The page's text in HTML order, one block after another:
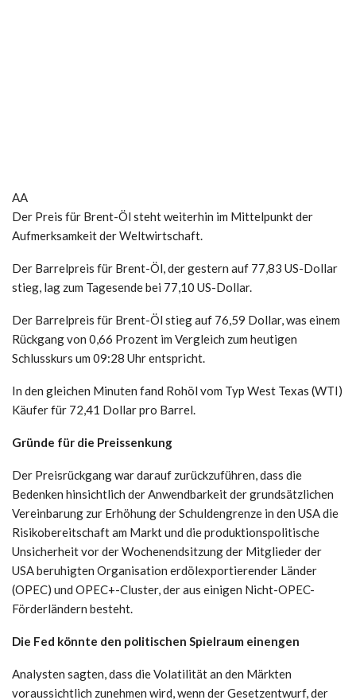
AA
Der Preis für Brent-Öl steht weiterhin im Mittelpunkt der
Aufmerksamkeit der Weltwirtschaft.
Der Barrelpreis für Brent-Öl, der gestern auf 77,83 US-Dollar
stieg, lag zum Tagesende bei 77,10 US-Dollar.
Der Barrelpreis für Brent-Öl stieg auf 76,59 Dollar, was einem
Rückgang von 0,66 Prozent im Vergleich zum heutigen
Schlusskurs um 09:28 Uhr entspricht.
In den gleichen Minuten fand Rohöl vom Typ West Texas (WTI)
Käufer für 72,41 Dollar pro Barrel.
Gründe für die Preissenkung
Der Preisrückgang war darauf zurückzuführen, dass die
Bedenken hinsichtlich der Anwendbarkeit der grundsätzlichen
Vereinbarung zur Erhöhung der Schuldengrenze in den USA die
Risikobereitschaft am Markt und die produktionspolitische
Unsicherheit vor der Wochenendsitzung der Mitglieder der
USA beruhigten Organisation erdölexportierender Länder
(OPEC) und OPEC+-Cluster, der aus einigen Nicht-OPEC-
Förderländern besteht.
Die Fed könnte den politischen Spielraum einengen
Analysten sagten, dass die Volatilität an den Märkten
voraussichtlich zunehmen wird, wenn der Gesetzentwurf, der